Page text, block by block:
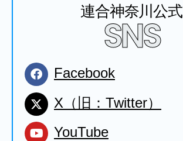
連合神奈川公式
SNS
Facebook
X（旧：Twitter）
YouTube